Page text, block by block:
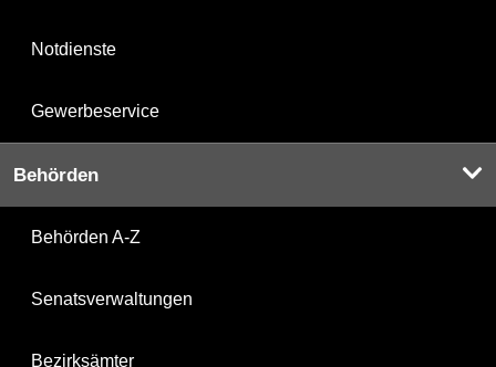
Notdienste
Gewerbeservice
Behörden
Behörden A-Z
Senatsverwaltungen
Bezirksämter